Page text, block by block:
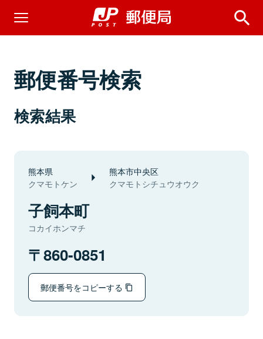
郵便番号検索
検索結果
熊本県
クマモトケン
熊本市中央区
クマモトシチュウオウク
子飼本町
コカイホンマチ
860-0851
郵便番号をコピーする